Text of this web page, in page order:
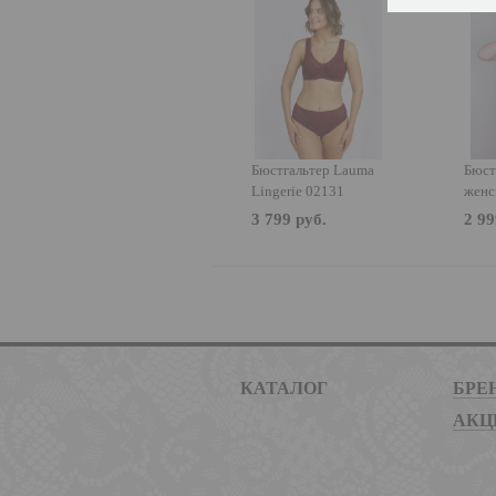
Бюстгальтер Lauma
Lingerie 02131
3 799 руб. 2
КАТАЛОГ